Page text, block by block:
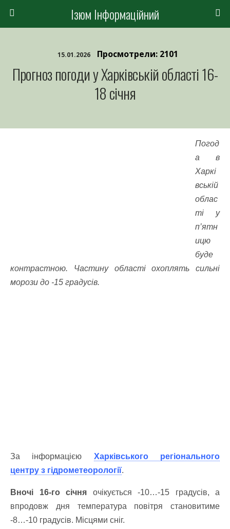
Ізюм Інформаційний
15.01.2026 Просмотрели: 2101
Прогноз погоди у Харківській області 16-
18 січня
Погод
а в
Харкі
вській
облас
ті у
п’ятн
ицю
буде
контрастною. Частину області охоплять сильні
морози до -15 градусів.
За інформацією Харківського регіонального
центру з гідрометеорології.
Вночі 16-го січня очікується -10…-15 градусів, а
впродовж дня температура повітря становитиме
-8…-10 градусів. Місцями сніг.